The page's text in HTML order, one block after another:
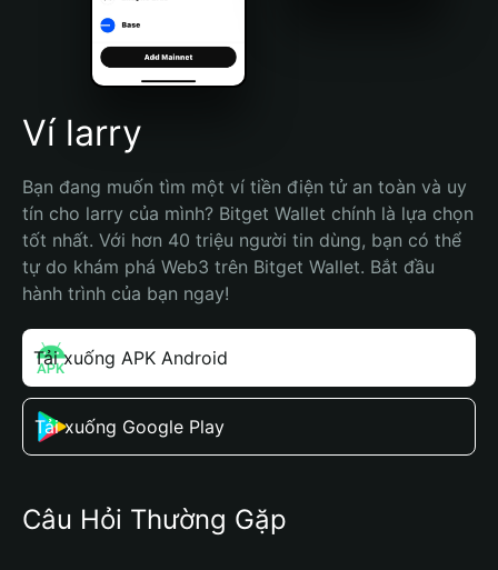
Português (Brasil)
Español (Argentina)
Ví larry
Bạn đang muốn tìm một ví tiền điện tử an toàn và uy
tín cho larry của mình? Bitget Wallet chính là lựa chọn
tốt nhất. Với hơn 40 triệu người tin dùng, bạn có thể
tự do khám phá Web3 trên Bitget Wallet. Bắt đầu
hành trình của bạn ngay!
Tải xuống APK Android
Tải xuống Google Play
Câu Hỏi Thường Gặp